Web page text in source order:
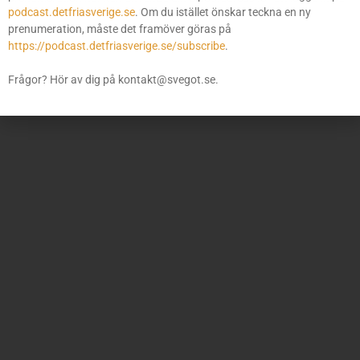
podcast.detfriasverige.se. Om du istället önskar teckna en ny
prenumeration, måste det framöver göras på
https://podcast.detfriasverige.se/subscribe.
Frågor? Hör av dig på kontakt@svegot.se.